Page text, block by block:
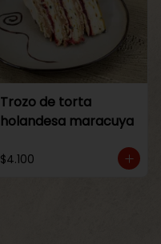
Trozo de torta
holandesa maracuya
$4.100